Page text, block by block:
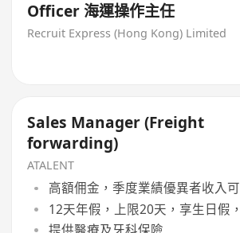
Officer 海運操作主任
Recruit Express (Hong Kong) Limited
Sales Manager (Freight
forwarding)
ATALENT
高額佣金，季度業績優異者收入
12天年假，上限20天，享生日假